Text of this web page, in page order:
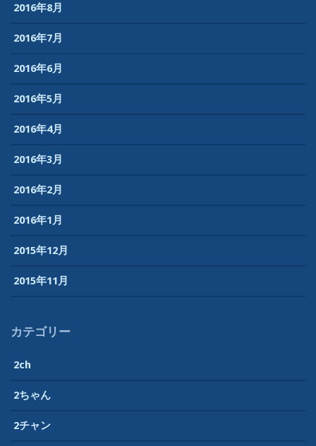
2016年8月
2016年7月
2016年6月
2016年5月
2016年4月
2016年3月
2016年2月
2016年1月
2015年12月
2015年11月
カテゴリー
2ch
2ちゃん
2チャン